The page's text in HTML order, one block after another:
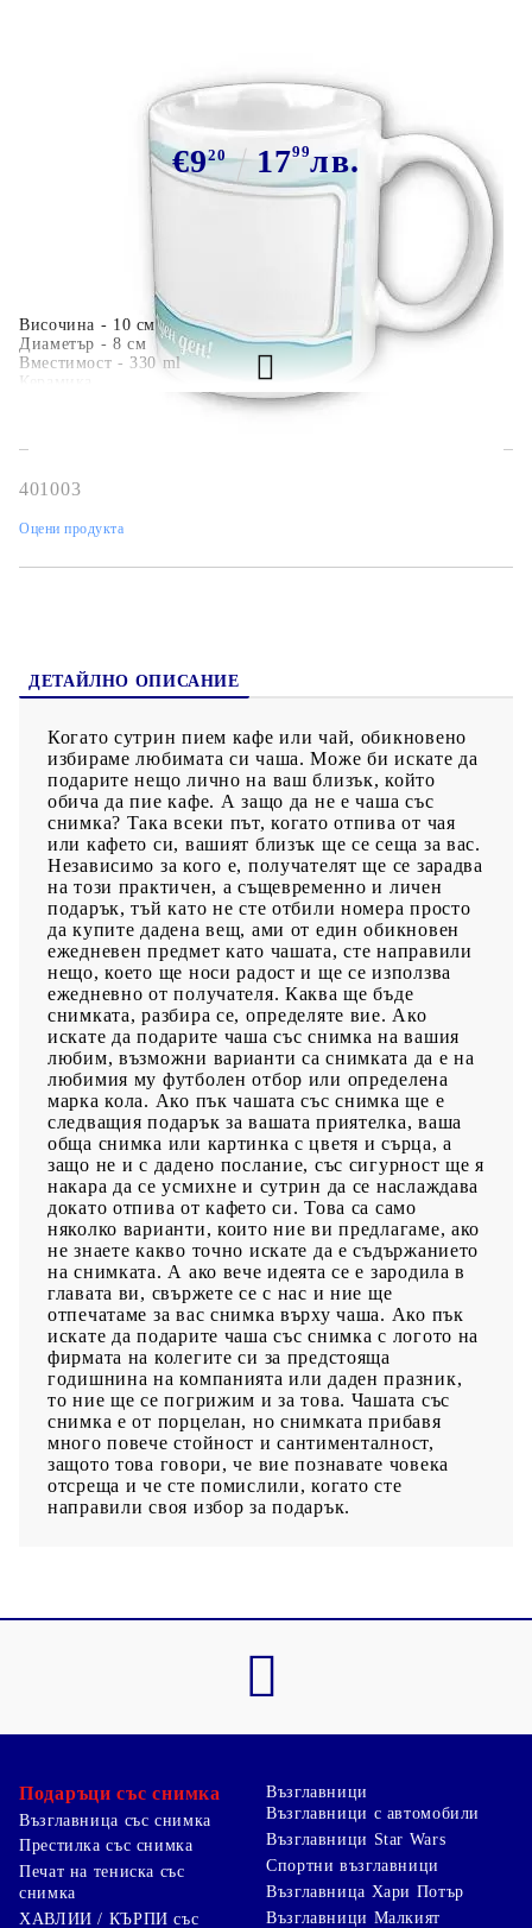
Чаша подарък Рожден Ден 4
€920 1799лв.
Височина - 10 см
Диаметър - 8 см
Вместимост - 330 ml
Керамика
401003
Оцени продукта
ДЕТАЙЛНО ОПИСАНИЕ
Когато сутрин пием кафе или чай, обикновено
избираме любимата си чаша. Може би искате да
подарите нещо лично на ваш близък, който
обича да пие кафе. А защо да не е чаша със
снимка? Така всеки път, когато отпива от чая
или кафето си, вашият близък ще се сеща за вас.
Независимо за кого е, получателят ще се зарадва
на този практичен, а същевременно и личен
подарък, тъй като не сте отбили номера просто
да купите дадена вещ, ами от един обикновен
ежедневен предмет като чашата, сте направили
нещо, което ще носи радост и ще се използва
ежедневно от получателя. Каква ще бъде
снимката, разбира се, определяте вие. Ако
искате да подарите чаша със снимка на вашия
любим, възможни варианти са снимката да е на
любимия му футболен отбор или определена
марка кола. Ако пък чашата със снимка ще е
следващия подарък за вашата приятелка, ваша
обща снимка или картинка с цветя и сърца, а
защо не и с дадено послание, със сигурност ще я
накара да се усмихне и сутрин да се наслаждава
докато отпива от кафето си. Това са само
няколко варианти, които ние ви предлагаме, ако
не знаете какво точно искате да е съдържанието
на снимката. А ако вече идеята се е зародила в
главата ви, свържете се с нас и ние ще
отпечатаме за вас снимка върху чаша. Ако пък
искате да подарите чаша със снимка с логото на
фирмата на колегите си за предстояща
годишнина на компанията или даден празник,
то ние ще се погрижим и за това. Чашата със
снимка е от порцелан, но снимката прибавя
много повече стойност и сантименталност,
защото това говори, че вие познавате човека
отсреща и че сте помислили, когато сте
направили своя избор за подарък.
Подаръци със снимка
Възглавница със снимка
Престилка със снимка
Печат на тениска със
снимка
ХАВЛИИ / КЪРПИ със
Възглавници
Възглавници с автомобили
Възглавници Star Wars
Спортни възглавници
Възглавница Хари Потър
Възглавници Малкият